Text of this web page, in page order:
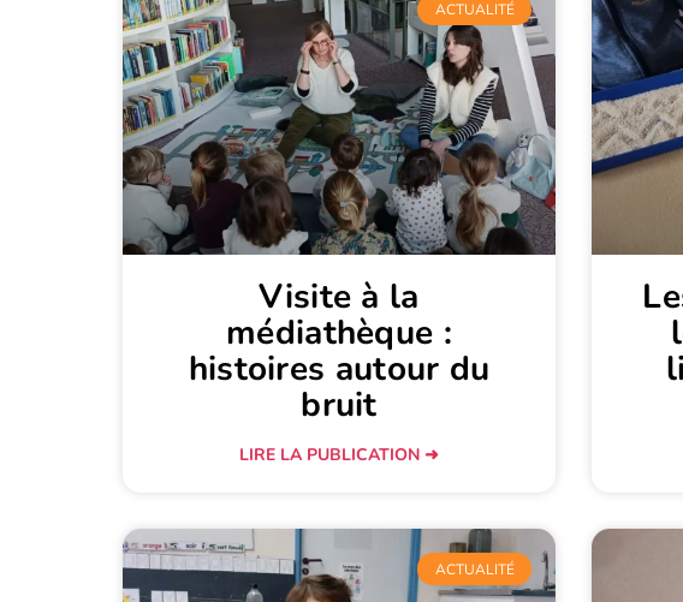
ACTUALITÉ
Visite à la
médiathèque :
histoires autour du
bruit
LIRE LA PUBLICATION ➜
ACTUALITÉ